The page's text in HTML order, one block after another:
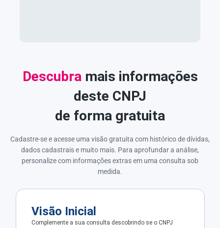
Descubra mais informações
deste CNPJ
de forma gratuita
Cadastre-se e acesse uma visão gratuita com histórico de dívidas,
dados cadastrais e muito mais. Para aprofundar a análise,
personalize com informações extras em uma consulta sob
medida.
Visão Inicial
Complemente a sua consulta descobrindo se o CNPJ